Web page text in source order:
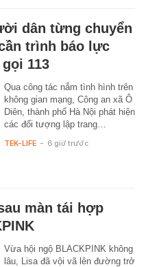
dân từng chuyển
trình báo lực
113
Qua công tác nắm tình hình trên
không gian mạng, Công an xã Ô
Diên, thành phố Hà Nội phát hiện
các đối tượng lập trang…
TEK-LIFE - 6 giờ trước
màn tái hợp
Vừa hội ngộ BLACKPINK không
lâu, Lisa đã vội vã lên đường trở